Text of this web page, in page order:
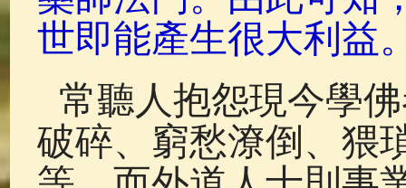
世即能產生很大利益
常聽人抱怨現今學
破碎、窮愁潦倒、猥